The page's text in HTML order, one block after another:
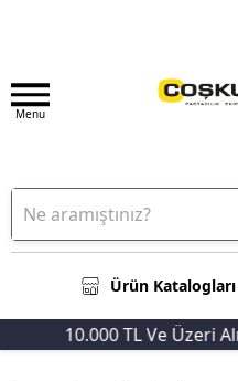
Menu
Ürün Katalogları
10.000 TL Ve Üzeri